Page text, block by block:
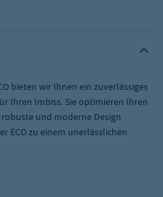
bieten wir Ihnen ein zuverlässiges
Ihren Imbiss. Sie optimieren Ihren
und moderne Design
ECO zu einem unerlässlichen